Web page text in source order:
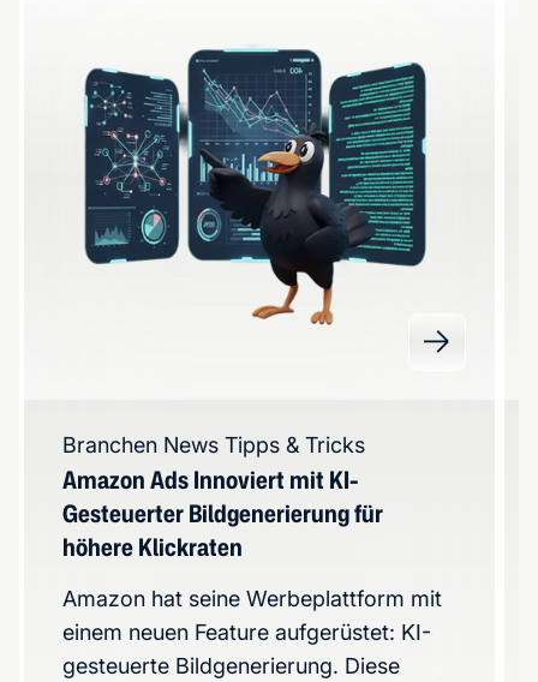
Branchen News Tipps & Tricks
Amazon Ads Innoviert mit KI-
Gesteuerter Bildgenerierung für
höhere Klickraten
Amazon hat seine Werbeplattform mit
einem neuen Feature aufgerüstet: KI-
gesteuerte Bildgenerierung. Diese